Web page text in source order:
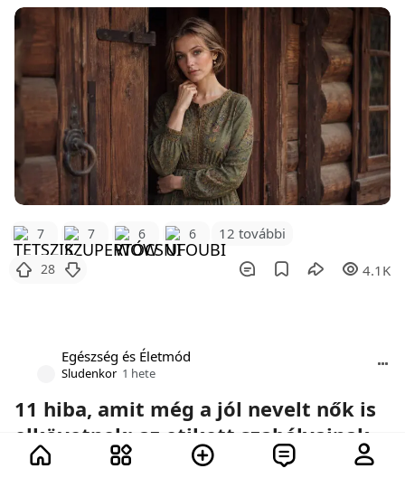
7 7 6 6 12 további
28 4.1K
Egészség és Életmód
Sludenkor 1 hete
11 hiba, amit még a jól nevelt nők is
elkövetnek: az etikett szabályainak
elemzése valós példákon keresztül